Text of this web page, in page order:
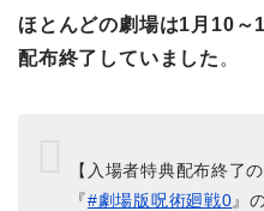
ほとんどの劇場は1月10
配布終了していました 。
【入場者特典配布終了の
『#劇場版呪術廻戦0』